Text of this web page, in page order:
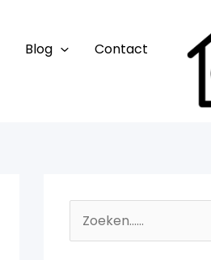
Blog
Contact